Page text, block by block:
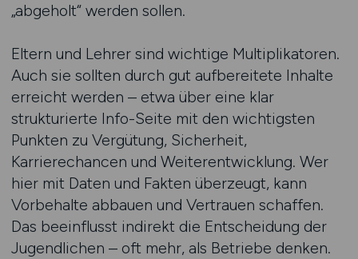
„abgeholt“ werden sollen.
Eltern und Lehrer sind wichtige Multiplikatoren.
Auch sie sollten durch gut aufbereitete Inhalte
erreicht werden – etwa über eine klar
strukturierte Info-Seite mit den wichtigsten
Punkten zu Vergütung, Sicherheit,
Karrierechancen und Weiterentwicklung. Wer
hier mit Daten und Fakten überzeugt, kann
Vorbehalte abbauen und Vertrauen schaffen.
Das beeinflusst indirekt die Entscheidung der
Jugendlichen – oft mehr, als Betriebe denken.